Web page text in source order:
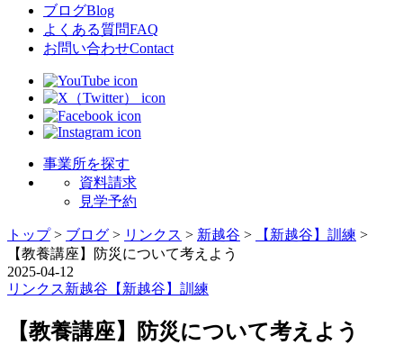
ブログBlog
よくある質問FAQ
お問い合わせContact
事業所を探す
資料請求
見学予約
トップ> ブログ > リンクス > 新越谷 > 【新越谷】訓練 >
【教養講座】防災について考えよう
2025-04-12
リンクス新越谷 【新越谷】訓練
【教養講座】防災について考えよう